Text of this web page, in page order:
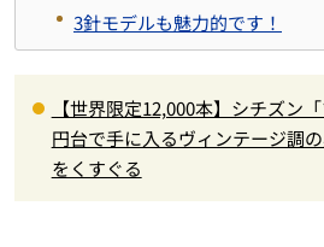
3針モデルも魅力的です！
【世界限定12,000本】シチズン
円台で手に入るヴィンテージ調
をくすぐる